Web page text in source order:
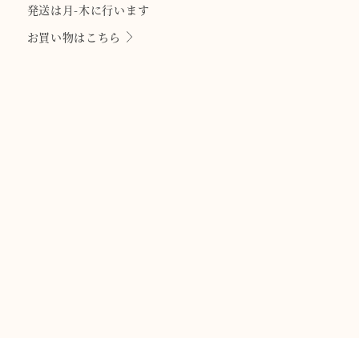
発送は月-木に行います
お買い物はこちら